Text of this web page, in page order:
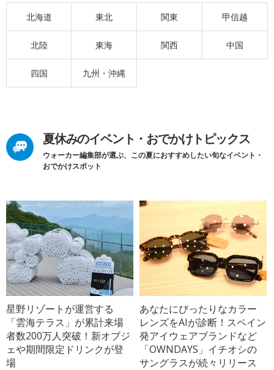
北海道 東北 関東 甲信越
北陸 東海 関西 中国
四国 九州・沖縄
夏休みのイベント・おでかけトピックス
ウォーカー編集部が選ぶ、この夏におすすめしたい旬なイベント・
おでかけスポット
星野リゾートが運営する
「雲海テラス」が累計来場
者数200万人突破！新オブジ
ェや期間限定ドリンクが登
場
あなたにぴったりなカラー
レンズをAIが診断！スペイン
発アイウェアブランドなど
「OWNDAYS」イチオシの
サングラスが続々リリース